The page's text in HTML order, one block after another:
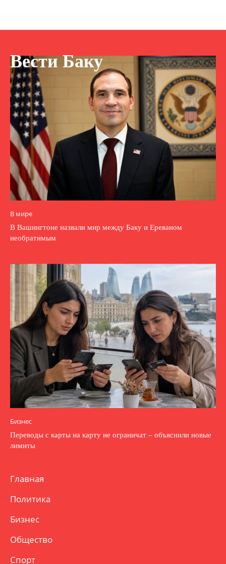
Вести Баку
В мире
В Вашингтоне назвали мир между Баку и Ереваном
необратимым
Бизнес
Переводы с карты на карту не ограничат – объяснили новые
лимиты
Главная
Политика
Бизнес
Общество
Спорт